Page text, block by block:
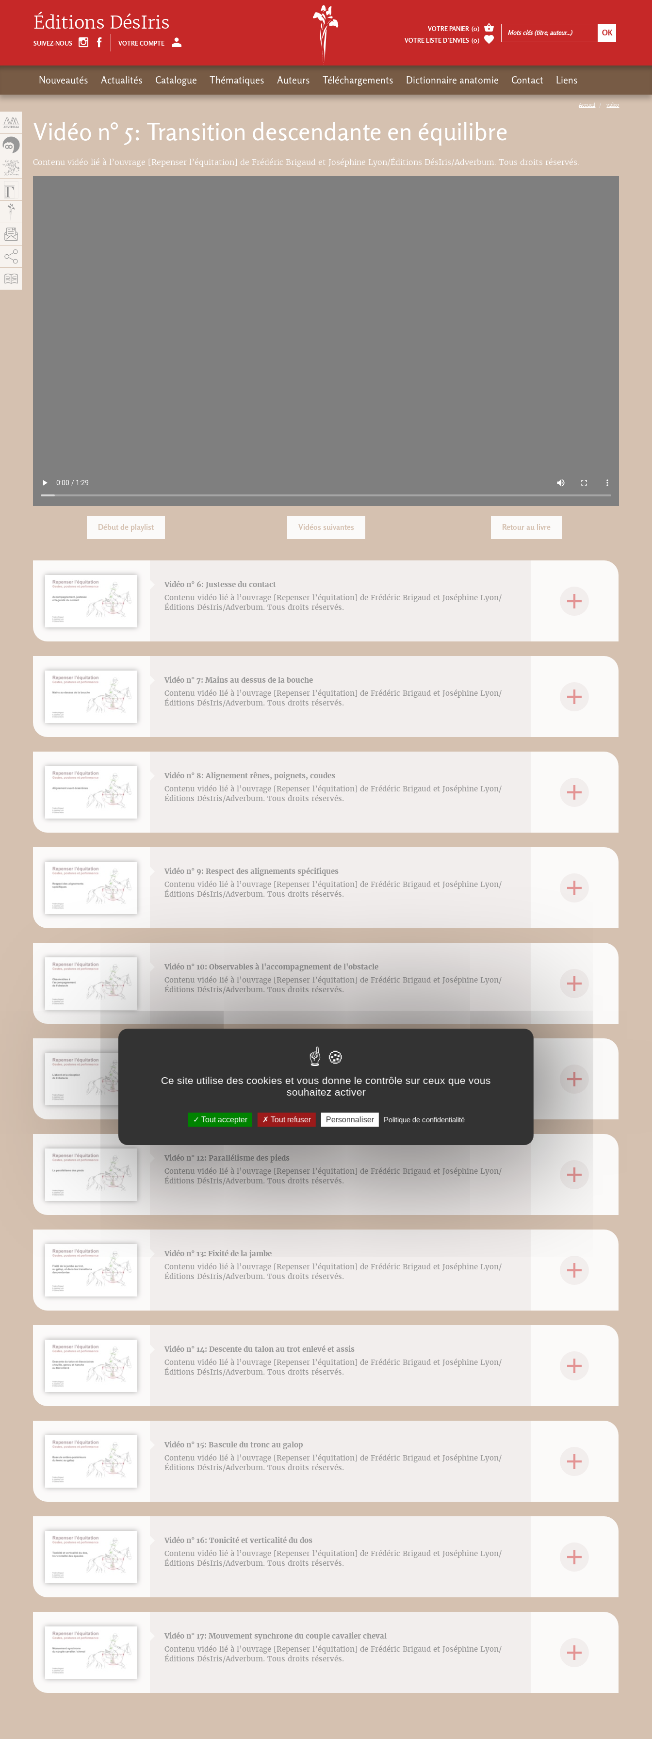
Accueil video
Vidéo n° 5: Transition descendante en équilibre
Contenu vidéo lié à l’ouvrage [Repenser l’équitation] de Frédéric Brigaud et Joséphine Lyon/Éditions DésIris/Adverbum. Tous droits réservés.
Début de playlist Vidéos suivantes Retour au livre
Vidéo n° 6: Justesse du contact
Contenu vidéo lié à l’ouvrage [Repenser l’équitation] de Frédéric Brigaud et Joséphine Lyon/
Éditions DésIris/Adverbum. Tous droits réservés.
Vidéo n° 7: Mains au dessus de la bouche
Contenu vidéo lié à l’ouvrage [Repenser l’équitation] de Frédéric Brigaud et Joséphine Lyon/
Éditions DésIris/Adverbum. Tous droits réservés.
Vidéo n° 8: Alignement rênes, poignets, coudes
Contenu vidéo lié à l’ouvrage [Repenser l’équitation] de Frédéric Brigaud et Joséphine Lyon/
Éditions DésIris/Adverbum. Tous droits réservés.
Vidéo n° 9: Respect des alignements spécifiques
Contenu vidéo lié à l’ouvrage [Repenser l’équitation] de Frédéric Brigaud et Joséphine Lyon/
Éditions DésIris/Adverbum. Tous droits réservés.
Vidéo n° 10: Observables à l'accompagnement de l'obstacle
Contenu vidéo lié à l’ouvrage [Repenser l’équitation] de Frédéric Brigaud et Joséphine Lyon/
Éditions DésIris/Adverbum. Tous droits réservés.
Vidéo n° 11: L'abord et la réception de l'obstacle
Contenu vidéo lié à l’ouvrage [Repenser l’équitation] de Frédéric Brigaud et Joséphine Lyon/
Éditions DésIris/Adverbum. Tous droits réservés.
Vidéo n° 12: Parallélisme des pieds
Contenu vidéo lié à l’ouvrage [Repenser l’équitation] de Frédéric Brigaud et Joséphine Lyon/
Éditions DésIris/Adverbum. Tous droits réservés.
Vidéo n° 13: Fixité de la jambe
Contenu vidéo lié à l’ouvrage [Repenser l’équitation] de Frédéric Brigaud et Joséphine Lyon/
Éditions DésIris/Adverbum. Tous droits réservés.
Vidéo n° 14: Descente du talon au trot enlevé et assis
Contenu vidéo lié à l’ouvrage [Repenser l’équitation] de Frédéric Brigaud et Joséphine Lyon/
Éditions DésIris/Adverbum. Tous droits réservés.
Vidéo n° 15: Bascule du tronc au galop
Contenu vidéo lié à l’ouvrage [Repenser l’équitation] de Frédéric Brigaud et Joséphine Lyon/
Éditions DésIris/Adverbum. Tous droits réservés.
Vidéo n° 16: Tonicité et verticalité du dos
Contenu vidéo lié à l’ouvrage [Repenser l’équitation] de Frédéric Brigaud et Joséphine Lyon/
Éditions DésIris/Adverbum. Tous droits réservés.
Vidéo n° 17: Mouvement synchrone du couple cavalier cheval
Contenu vidéo lié à l’ouvrage [Repenser l’équitation] de Frédéric Brigaud et Joséphine Lyon/
Éditions DésIris/Adverbum. Tous droits réservés.
Éditions DésIris
SUIVEZ-NOUS VOTRE COMPTE
VOTRE PANIER (0)
VOTRE LISTE D’ENVIES (0)
Nouveautés Actualités Catalogue Thématiques Auteurs Téléchargements Dictionnaire anatomie Contact Liens
Ce site utilise des cookies et vous donne le contrôle sur ceux que vous
souhaitez activer
Tout accepter Tout refuser Personnaliser Politique de confidentialité